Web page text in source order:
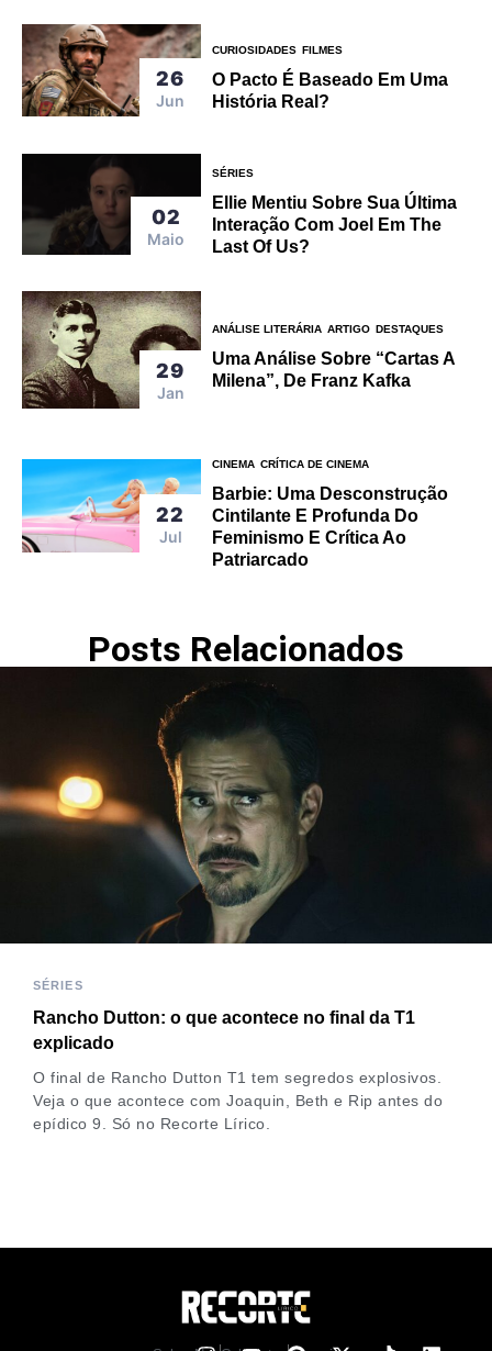
26
Jun
CURIOSIDADES FILMES
O Pacto É Baseado Em Uma
História Real?
02
Maio
SÉRIES
Ellie Mentiu Sobre Sua Última
Interação Com Joel Em The
Last Of Us?
29
Jan
ANÁLISE LITERÁRIA ARTIGO DESTAQUES
Uma Análise Sobre “Cartas A
Milena”, De Franz Kafka
22
Jul
CINEMA CRÍTICA DE CINEMA
Barbie: Uma Desconstrução
Cintilante E Profunda Do
Feminismo E Crítica Ao
Patriarcado
Posts Relacionados
SÉRIES
Rancho Dutton: o que acontece no final da T1
explicado
O final de Rancho Dutton T1 tem segredos explosivos.
Veja o que acontece com Joaquin, Beth e Rip antes do
epídico 9. Só no Recorte Lírico.